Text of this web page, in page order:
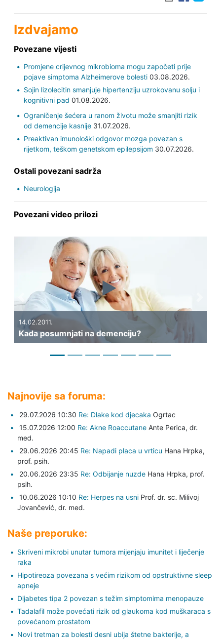
Izdvajamo
Povezane vijesti
Promjene crijevnog mikrobioma mogu započeti prije
pojave simptoma Alzheimerove bolesti03.08.2026.
Sojin lizolecitin smanjuje hipertenziju uzrokovanu solju i
kognitivni pad 01.08.2026.
Ograničenje šećera u ranom životu može smanjiti rizik
od demencije kasnije31.07.2026.
Preaktivan imunološki odgovor mozga povezan s
rijetkom, teškom genetskom epilepsijom 30.07.2026.
Ostali povezani sadrža
Neurologija
Povezani video prilozi
na demenciju?
31.01.2011.
Može li se
Previous
Najnovije sa foruma:
29.07.2026 10:30 Re: Dlake kod djecaka Ogrtac
15.07.2026 12:00 Re: Akne Roaccutane Ante Perica, dr.
med.
29.06.2026 20:45 Re: Napadi placa u vrticu Hana Hrpka,
prof. psih.
20.06.2026 23:35 Re: Odbijanje nuzde Hana Hrpka, prof.
psih.
10.06.2026 10:10 Re: Herpes na usni Prof. dr. sc. Milivoj
Jovančević, dr. med.
Naše preporuke:
Skriveni mikrobi unutar tumora mijenjaju imunitet i liječenje
raka
Hipotireoza povezana s većim rizikom od opstruktivne sleep
apneje
Dijabetes tipa 2 povezan s težim simptomima menopauze
Tadalafil može povećati rizik od glaukoma kod muškaraca s
povećanom prostatom
Novi tretman za bolesti desni ubija štetne bakterije, a